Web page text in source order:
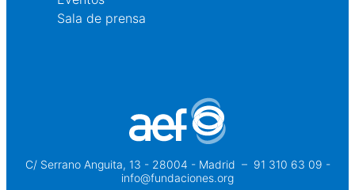
Sala de prensa
C/ Serrano Anguita, 13 - 28004 - Madrid – 91 310 63 09 -
info@fundaciones.org